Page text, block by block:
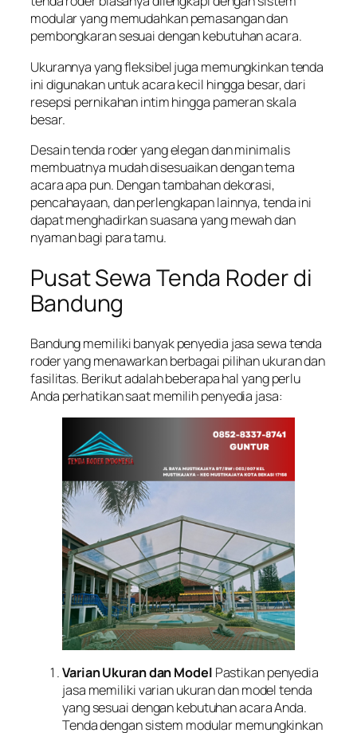
modular yang memudahkan pemasangan dan
pembongkaran sesuai dengan kebutuhan acara.
Ukurannya yang fleksibel juga memungkinkan tenda
ini digunakan untuk acara kecil hingga besar, dari
resepsi pernikahan intim hingga pameran skala
besar.
Desain tenda roder yang elegan dan minimalis
membuatnya mudah disesuaikan dengan tema
acara apa pun. Dengan tambahan dekorasi,
pencahayaan, dan perlengkapan lainnya, tenda ini
dapat menghadirkan suasana yang mewah dan
nyaman bagi para tamu.
Pusat Sewa Tenda Roder di
Bandung
Bandung memiliki banyak penyedia jasa sewa tenda
roder yang menawarkan berbagai pilihan ukuran dan
fasilitas. Berikut adalah beberapa hal yang perlu
Anda perhatikan saat memilih penyedia jasa:
Varian Ukuran dan Model Pastikan penyedia
jasa memiliki varian ukuran dan model tenda
yang sesuai dengan kebutuhan acara Anda.
Tenda dengan sistem modular memungkinkan